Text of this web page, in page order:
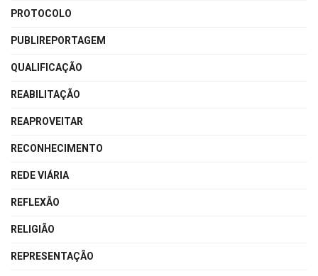
PROTOCOLO
PUBLIREPORTAGEM
QUALIFICAÇÃO
REABILITAÇÃO
REAPROVEITAR
RECONHECIMENTO
REDE VIÁRIA
REFLEXÃO
RELIGIÃO
REPRESENTAÇÃO